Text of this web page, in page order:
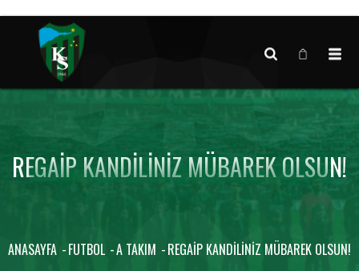
REGAIP KANDILINIZ MÜBAREK OLSUN!
ANASAYFA FUTBOL A TAKIM REGAIP KANDILINIZ MÜBAREK OLSUN!